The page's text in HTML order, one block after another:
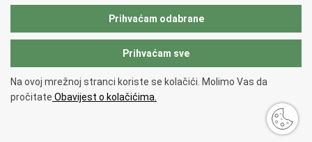
EU National Institutes for Culture
Međunarodni centar za podvodnu arheologiju u Zadru (MCPA)
Copyright © 2026 Ministarstvo kulture i medija.
pristupačnosti.
Prihvaćam odabrane
Prihvaćam sve
Na ovoj mrežnoj stranci koriste se kolačići. Molimo Vas da
pročitate Obavijest o kolačićima.